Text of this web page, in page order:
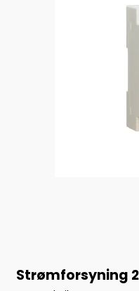
Strømforsyning